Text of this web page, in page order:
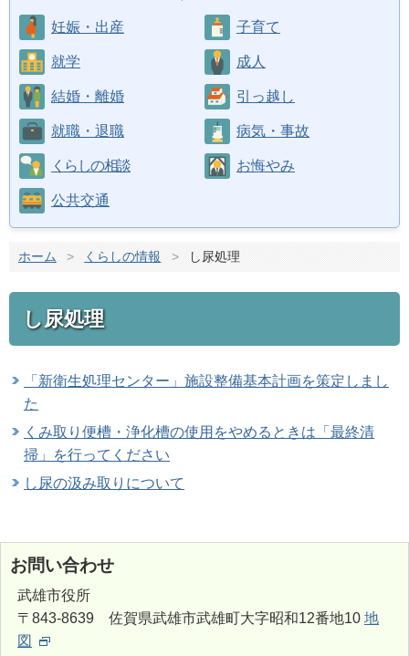
妊娠・出産 子育て
就学 成人
結婚・離婚 引っ越し
就職・退職 病気・事故
くらしの相談 お悔やみ
公共交通
ホーム > くらしの情報 > し尿処理
し尿処理
「新衛生処理センター」施設整備基本計画を策定しまし
た
くみ取り便槽・浄化槽の使用をやめるときは「最終清
掃」を行ってください
し尿の汲み取りについて
お問い合わせ
武雄市役所
〒843-8639 佐賀県武雄市武雄町大字昭和12番地10 地
図